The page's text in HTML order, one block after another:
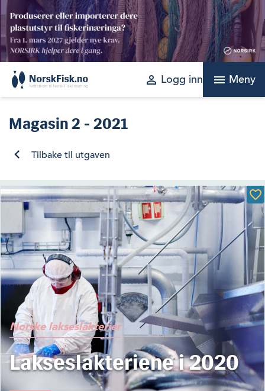
Skip
content
perm_identity Logg inn menu Meny
Magasin2 - 2021
Tilbake til utgaven
Norske lakseslakterier
Lakseslakteriene i 2020